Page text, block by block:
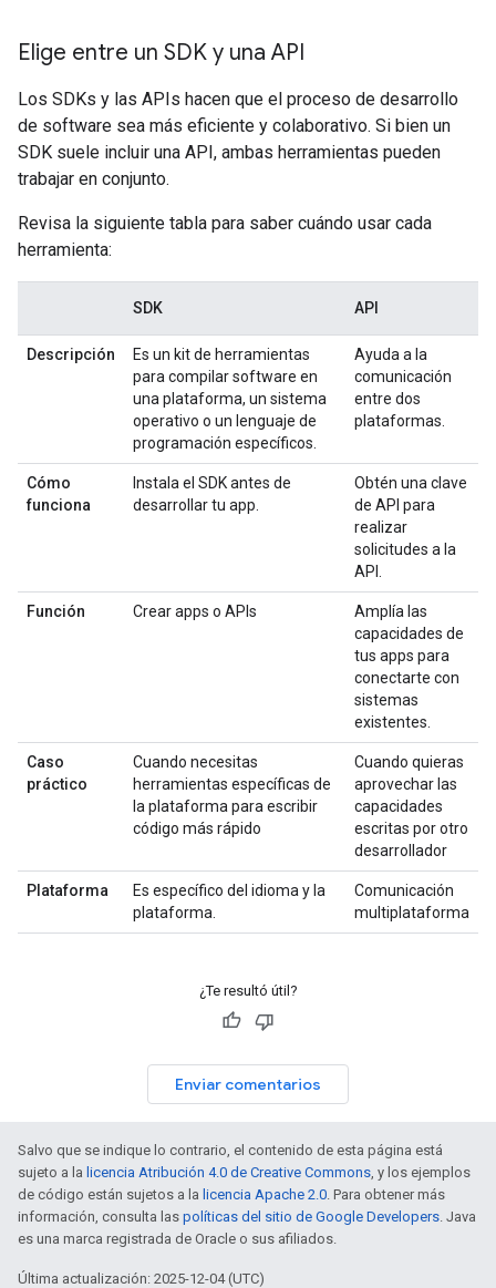
Elige entre un SDK y una API
Los SDKs y las APIs hacen que el proceso de desarrollo
de software sea más eficiente y colaborativo. Si bien un
SDK suele incluir una API, ambas herramientas pueden
trabajar en conjunto.
Revisa la siguiente tabla para saber cuándo usar cada
herramienta:
SDK API
Descripción
Es un kit de herramientas
para compilar software en
una plataforma, un sistema
operativo o un lenguaje de
programación específicos.
Ayuda a la
comunicación
entre dos
plataformas.
Cómo
funciona
Instala el SDK antes de
desarrollar tu app.
Obtén una clave
de API para
realizar
solicitudes a la
API.
Función Crear apps o APIs
Amplía las
capacidades de
tus apps para
conectarte con
sistemas
existentes.
Caso
práctico
Cuando necesitas
herramientas específicas de
la plataforma para escribir
código más rápido
Cuando quieras
aprovechar las
capacidades
escritas por otro
desarrollador
Plataforma
Es específico del idioma y la
plataforma.
Comunicación
multiplataforma
¿Te resultó útil?
Enviar comentarios
Salvo que se indique lo contrario, el contenido de esta página está
sujeto a la licencia Atribución 4.0 de Creative Commons , y los ejemplos
de código están sujetos a la licencia Apache 2.0 . Para obtener más
información, consulta las políticas del sitio de Google Developers . Java
es una marca registrada de Oracle o sus afiliados.
Última actualización: 2025-12-04 (UTC)